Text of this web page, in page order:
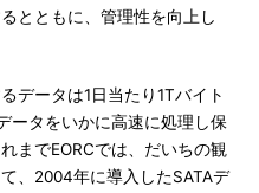
とともに、管理性を向上し
データは1日当たり1Tバイト
ータをいかに高速に処理し保
までEORCでは、だいちの観
、2004年に導入したSATAデ